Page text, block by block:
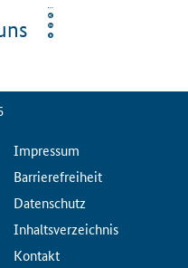
Impressum
Barrierefreiheit
Datenschutz
Inhaltsverzeichnis
Kontakt